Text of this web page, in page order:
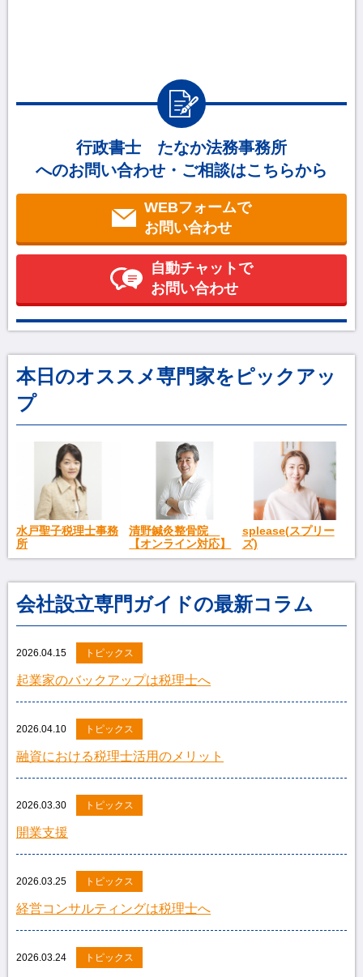
行政書士 たなか法務事務所
へのお問い合わせ・ご相談はこちらから
WEBフォームで
お問い合わせ
自動チャットで
お問い合わせ
本日のオススメ専門家をピックアッ
プ
水戸聖子税理士事務
所
清野鍼灸整骨院
【オンライン対応】
splease(スプリー
ズ)
会社設立専門ガイドの最新コラム
2026.04.15 トピックス
起業家のバックアップは税理士へ
2026.04.10 トピックス
融資における税理士活用のメリット
2026.03.30 トピックス
開業支援
2026.03.25 トピックス
経営コンサルティングは税理士へ
2026.03.24 トピックス